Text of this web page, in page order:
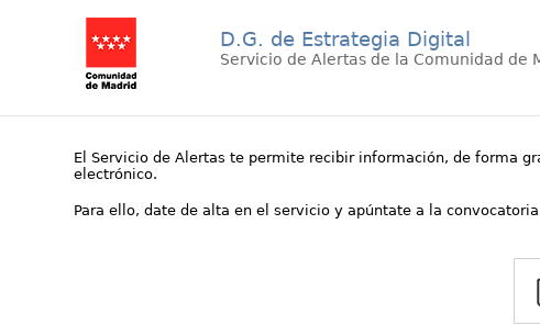
D.G. de Estrategia Digital
Servicio de Alertas de la Comunidad de
El Servicio de Alertas te permite recibir información, de forma
electrónico.
Para ello, date de alta en el servicio y apúntate a la